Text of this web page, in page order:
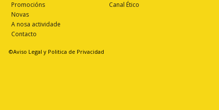
Promocións
Novas
A nosa actividade
Contacto
Canal Ético
©Aviso Legal y Politica de Privacidad